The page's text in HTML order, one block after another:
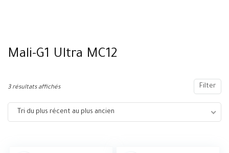
Mali-G1 Ultra MC12
Filter
3 résultats affichés
Tri du plus récent au plus ancien